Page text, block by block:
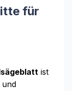
für
ist
und